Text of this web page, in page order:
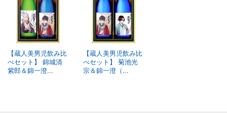
【蔵人美男児飲み比
べセット】 錦城清
紫郎＆錦一澄...
【蔵人美男児飲み比
べセット】 菊池光
宗＆錦一澄（...